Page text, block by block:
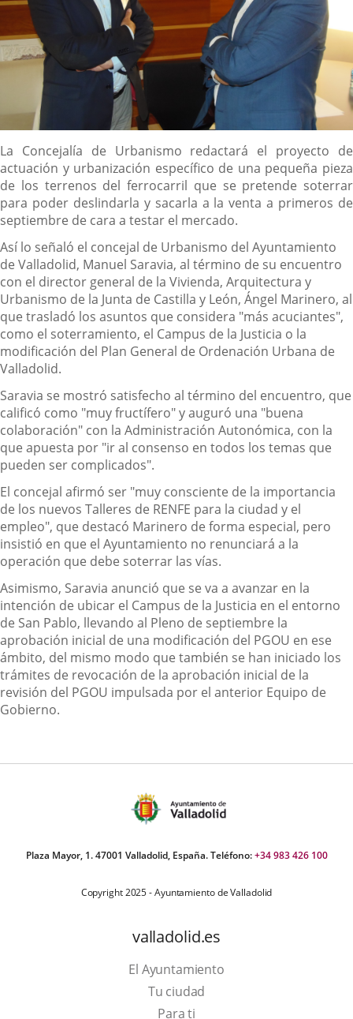
Descripción
La Concejalía de Urbanismo redactará el proyecto de
actuación y urbanización específico de una pequeña pieza
de los terrenos del ferrocarril que se pretende soterrar
para poder deslindarla y sacarla a la venta a primeros de
septiembre de cara a testar el mercado.
Así lo señaló el concejal de Urbanismo del Ayuntamiento
de Valladolid, Manuel Saravia, al término de su encuentro
con el director general de la Vivienda, Arquitectura y
Urbanismo de la Junta de Castilla y León, Ángel Marinero, al
que trasladó los asuntos que considera "más acuciantes",
como el soterramiento, el Campus de la Justicia o la
modificación del Plan General de Ordenación Urbana de
Valladolid.
Saravia se mostró satisfecho al término del encuentro, que
calificó como "muy fructífero" y auguró una "buena
colaboración" con la Administración Autonómica, con la
que apuesta por "ir al consenso en todos los temas que
pueden ser complicados".
El concejal afirmó ser "muy consciente de la importancia
de los nuevos Talleres de RENFE para la ciudad y el
empleo", que destacó Marinero de forma especial, pero
insistió en que el Ayuntamiento no renunciará a la
operación que debe soterrar las vías.
Asimismo, Saravia anunció que se va a avanzar en la
intención de ubicar el Campus de la Justicia en el entorno
de San Pablo, llevando al Pleno de septiembre la
aprobación inicial de una modificación del PGOU en ese
ámbito, del mismo modo que también se han iniciado los
trámites de revocación de la aprobación inicial de la
revisión del PGOU impulsada por el anterior Equipo de
Gobierno.
Plaza Mayor, 1. 47001 Valladolid, España. Teléfono:+34 983 426 100
Copyright 2025 - Ayuntamiento de Valladolid
valladolid.es
El Ayuntamiento
Tu ciudad
Para ti